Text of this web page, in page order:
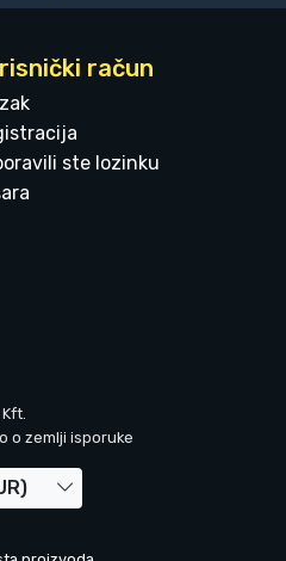
račun
ste lozinku
o zemlji isporuke